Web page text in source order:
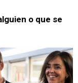
o que se